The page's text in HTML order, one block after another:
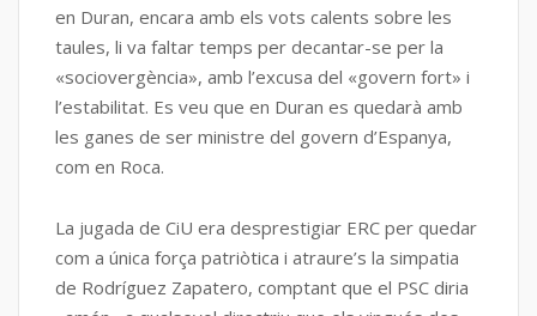
en Duran, encara amb els vots calents sobre les
taules, li va faltar temps per decantar-se per la
«sociovergència», amb l’excusa del «govern fort» i
l’estabilitat. Es veu que en Duran es quedarà amb
les ganes de ser ministre del govern d’Espanya,
com en Roca.
La jugada de CiU era desprestigiar ERC per quedar
com a única força patriòtica i atraure’s la simpatia
de Rodríguez Zapatero, comptant que el PSC diria